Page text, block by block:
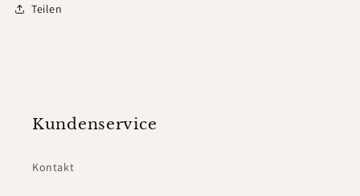
Teilen
Kundenservice
Kontakt